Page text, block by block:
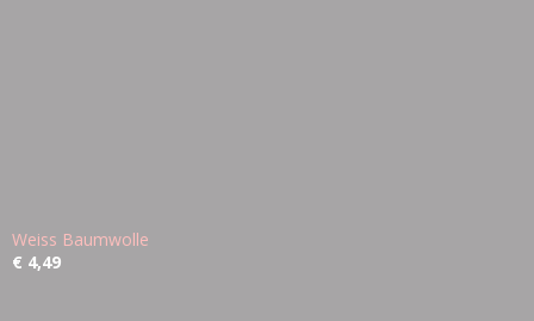
Weiss Baumwolle
€ 4,49